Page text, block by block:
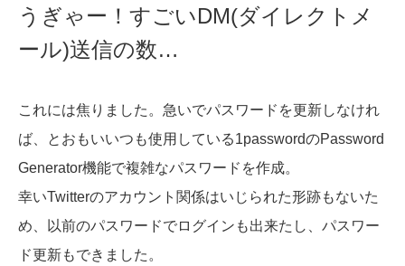
うぎゃー！すごいDM(ダイレクトメ
ール)送信の数…
これには焦りました。急いでパスワードを更新しなけれ
ば、とおもいいつも使用している1passwordのPassword
Generator機能で複雑なパスワードを作成。
幸いTwitterのアカウント関係はいじられた形跡もないた
め、以前のパスワードでログインも出来たし、パスワー
ド更新もできました。